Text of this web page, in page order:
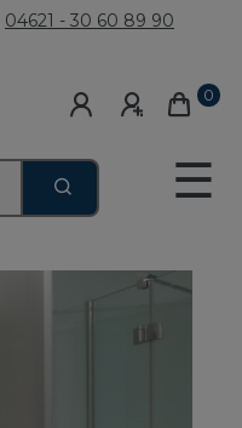
04621 - 30 60 89 90
0
☰